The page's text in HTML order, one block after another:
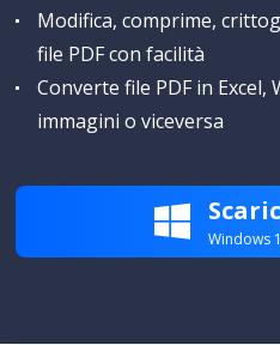
Modifica, comprime,
file PDF con facilità
Converte file PDF in Excel,
immagini o viceversa
 Windows